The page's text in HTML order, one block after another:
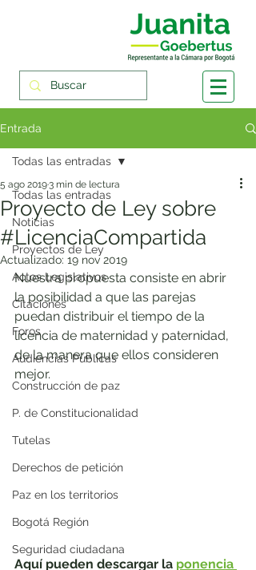
Entrada
Todas las entradas
Noticias
Proyectos de Ley
Actos Legislativos
Citaciones
Foros
Audiencias Públicas
Construcción de paz
P. de Constitucionalidad
Tutelas
Derechos de petición
Paz en los territorios
Bogotá Región
Seguridad ciudadana
Todas las entradas
Proyecto de Ley sobre
#LicenciaCompartida
5 ago 20193 min de lectura
Actualizado: 19 nov 2019
Nuestra propuesta consiste en abrir
la posibilidad a que las parejas
puedan distribuir el tiempo de la
licencia de maternidad y paternidad,
de la manera que ellos consideren
mejor.
Aquí pueden descargar la ponencia